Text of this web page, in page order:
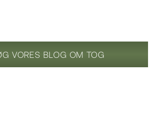
VORES BLOG OM TOG